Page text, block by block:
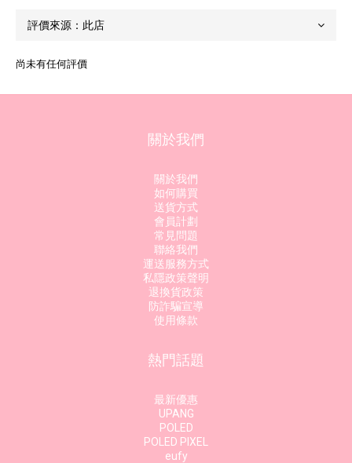
尚未有任何評價
關於我們
關於我們
如何購買
送貨方式
會員計劃
常見問題
聯絡我們
運送服務方式
私隱政策聲明
退換貨政策
防詐騙宣導
使用條款
熱門話題
最新優惠
UPANG
POLED
POLED PIXEL
eufy